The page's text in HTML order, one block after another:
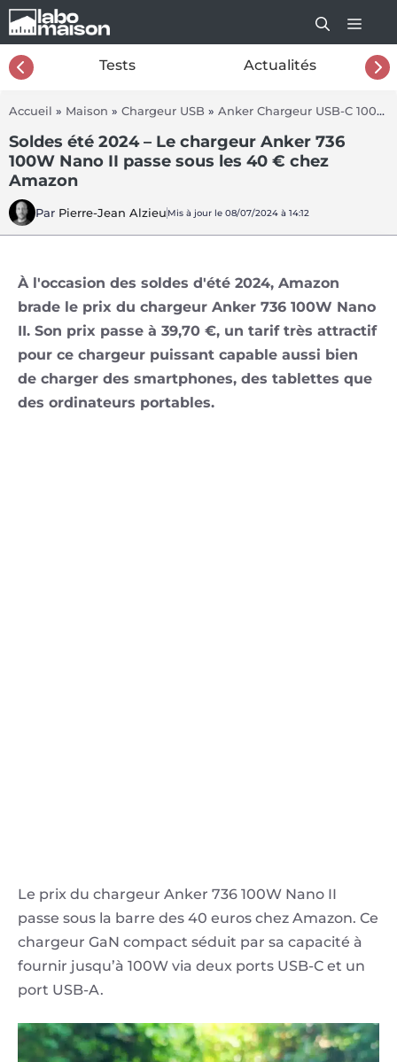
Aller
au
contenu
Tests Actualités
Accueil » Maison » Chargeur USB » Anker Chargeur USB-C 100W 736 (Nano II 100 W)
Soldes été 2024 – Le chargeur Anker 736
100W Nano II passe sous les 40 € chez
Amazon
Par Pierre-Jean Alzieu Mis à jour le 08/07/2024 à 14:12
À l'occasion des soldes d'été 2024, Amazon
brade le prix du chargeur Anker 736 100W Nano
II. Son prix passe à 39,70 €, un tarif très attractif
pour ce chargeur puissant capable aussi bien
de charger des smartphones, des tablettes que
des ordinateurs portables.
Le prix du chargeur Anker 736 100W Nano II
passe sous la barre des 40 euros chez Amazon. Ce
chargeur GaN compact séduit par sa capacité à
fournir jusqu’à 100W via deux ports USB-C et un
port USB-A.